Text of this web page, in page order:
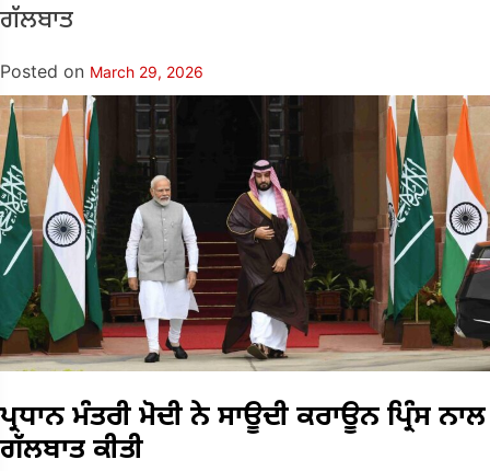
ਗੱਲਬਾਤ
Posted on March 29, 2026
ਪ੍ਰਧਾਨ ਮੰਤਰੀ ਮੋਦੀ ਨੇ ਸਾਊਦੀ ਕਰਾਊਨ ਪ੍ਰਿੰਸ ਨਾਲ
ਗੱਲਬਾਤ ਕੀਤੀ